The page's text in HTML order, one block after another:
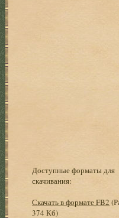
Доступные форматы для
скачивания:
Скачать в формате FB2
374 Кб)